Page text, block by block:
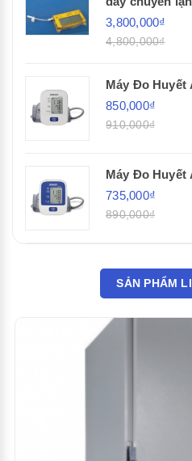
3,800,000₫
4,800,000₫
Máy Đo Huyết
850,000₫
910,000₫
Máy Đo Huyết
735,000₫
890,000₫
SẢN PHẨM